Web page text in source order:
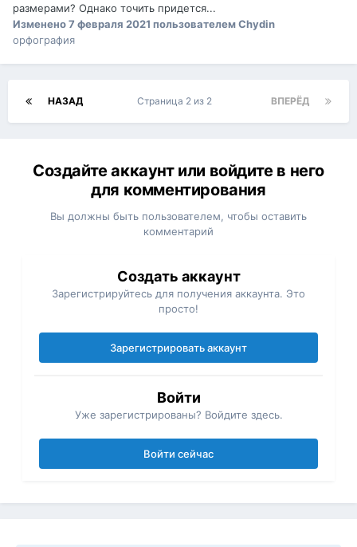
размерами? Однако точить придется...
Изменено7 февраля 2021 пользователем Chydin
орфография
НАЗАД ВПЕРЁД
Страница 2 из 2
Создайте аккаунт или войдите в него
для комментирования
Вы должны быть пользователем, чтобы оставить
комментарий
Создать аккаунт
Зарегистрируйтесь для получения аккаунта. Это
просто!
Зарегистрировать аккаунт
Войти
Уже зарегистрированы? Войдите здесь.
Войти сейчас